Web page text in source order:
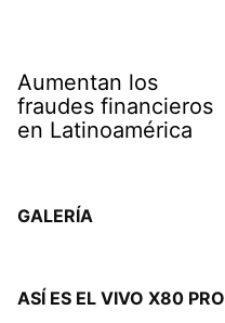
Aumentan los
fraudes financieros
en Latinoamérica
GALERÍA
ASÍ ES EL VIVO X80 PRO